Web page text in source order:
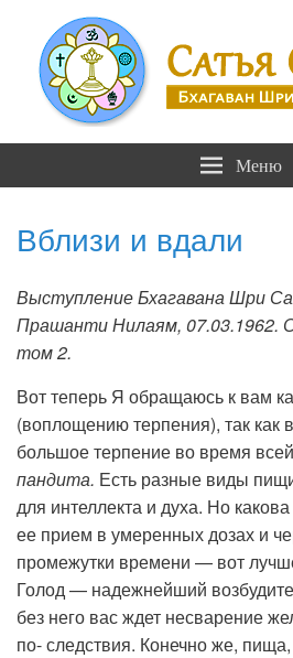
Сатья Саи .RU Меню
Вблизи и вдали
Выступление Бхагавана Шри
Прашанти Нилаям, 07.03.1962.
том 2.
Вот теперь Я обращаюсь к вам
(воплощению терпения), так как
большое терпение во время
пандита. Есть разные виды
для интеллекта и духа. Но
ее прием в умеренных дозах и
промежутки времени — вот
Голод — надежнейший
без него вас ждет несварение
по- следствия. Конечно же,